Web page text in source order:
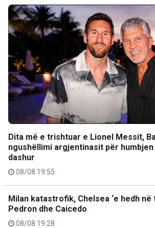
Dita më e trishtuar e Lionel Messit,
ngushëllimi argjentinasit për
dashur
08/08 19:55
Milan katastrofik, Chelsea ‘e hedh në
Pedron dhe Caicedo
08/08 19:28